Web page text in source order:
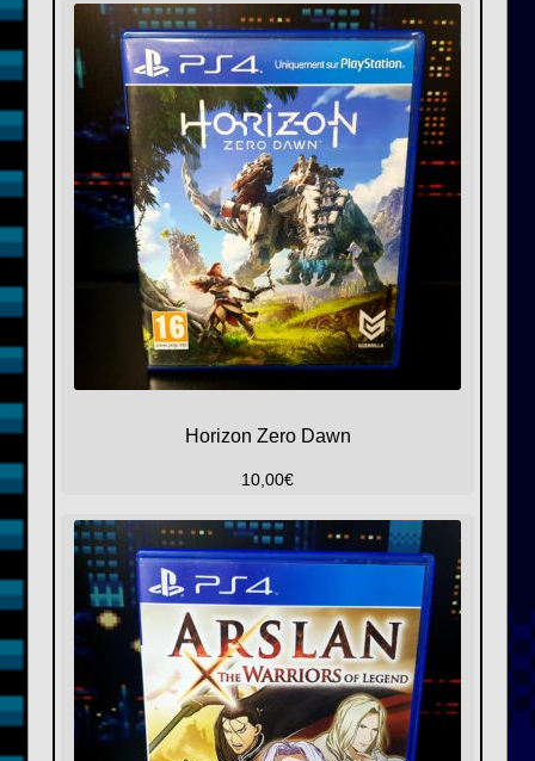
Horizon Zero Dawn
10,00€